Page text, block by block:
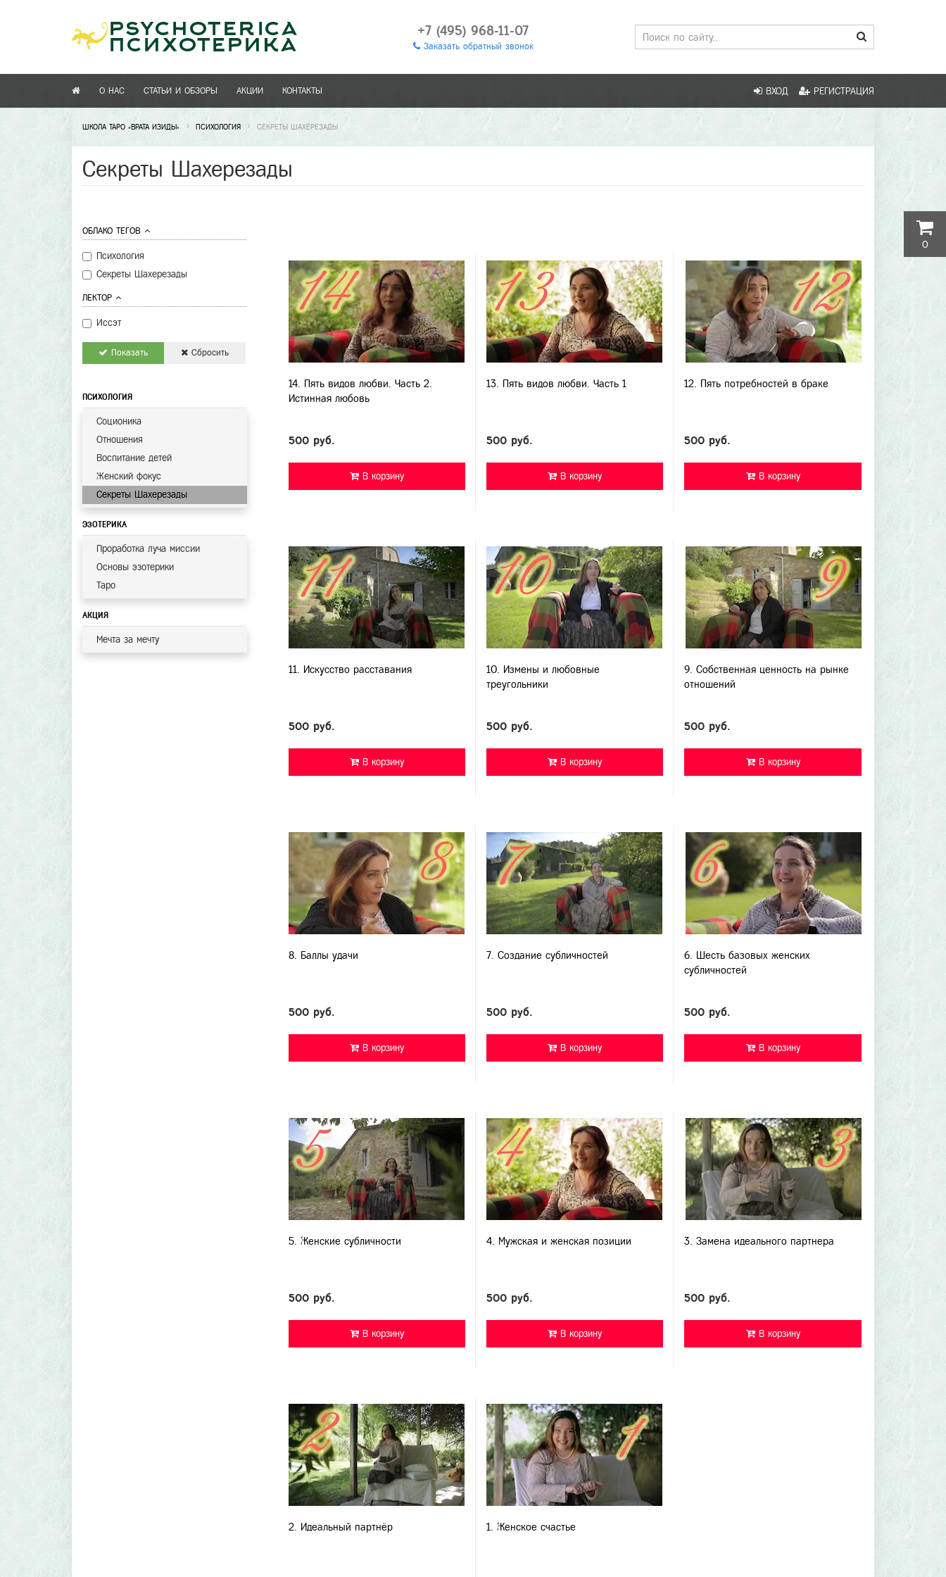
+7 (495) 968-11-07
Заказать обратный звонок
О НАС СТАТЬИ И ОБЗОРЫ АКЦИИ КОНТАКТЫ ВХОД РЕГИСТРАЦИЯ
ШКОЛА ТАРО «ВРАТА ИЗИДЫ» ПСИХОЛОГИЯ СЕКРЕТЫ ШАХЕРЕЗАДЫ
Секреты Шахерезады
ОБЛАКО ТЕГОВ
Психология
Секреты Шахерезады
ЛЕКТОР
Иссэт
Показать Сбросить
ПСИХОЛОГИЯ
Соционика
Отношения
Воспитание детей
Женский фокус
Секреты Шахерезады
ЭЗОТЕРИКА
Проработка луча миссии
Основы эзотерики
Таро
АКЦИЯ
Мечта за мечту
14. Пять видов любви. Часть 2.
Истинная любовь
500 руб.
В корзину
13. Пять видов любви. Часть 1
500 руб.
В корзину
12. Пять потребностей в браке
500 руб.
В корзину
11. Искусство расставания
500 руб.
В корзину
10. Измены и любовные
треугольники
500 руб.
В корзину
9. Собственная ценность на рынке
отношений
500 руб.
В корзину
8. Баллы удачи
500 руб.
В корзину
7. Создание субличностей
500 руб.
В корзину
6. Шесть базовых женских
субличностей
500 руб.
В корзину
5. Женские субличности
500 руб.
В корзину
4. Мужская и женская позиции
500 руб.
В корзину
3. Замена идеального партнера
500 руб.
В корзину
2. Идеальный партнёр 1. Женское счастье
0